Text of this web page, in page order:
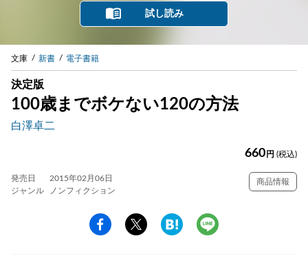
試し読み
文庫 新書 電子書籍
決定版
100歳までボケない120の方法
白澤卓二
660 円 (税込)
発売日
2015年02月06日
ジャンル
ノンフィクション
商品情報